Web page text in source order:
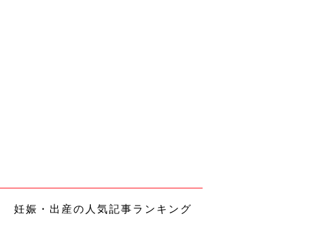
妊娠・出産の人気記事ランキング